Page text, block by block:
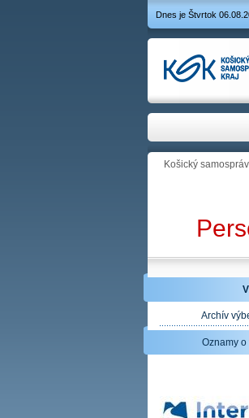
Dnes je Štvrtok
Košický
Archív
Oznamy